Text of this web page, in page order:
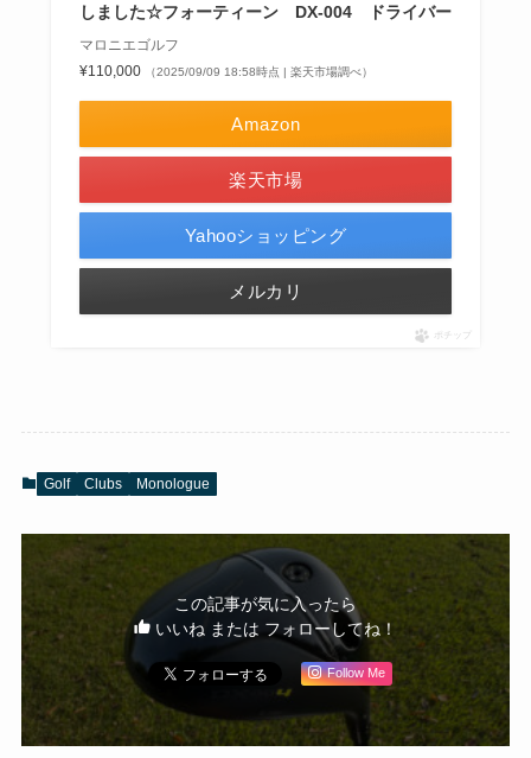
しました☆フォーティーン DX-004 ドライバー
マロニエゴルフ
¥110,000
（2025/09/09 18:58時点 | 楽天市場調べ）
Amazon
楽天市場
Yahooショッピング
メルカリ
ポチップ
Golf Clubs Monologue
この記事が気に入ったら
いいね または フォローしてね！
Follow Me